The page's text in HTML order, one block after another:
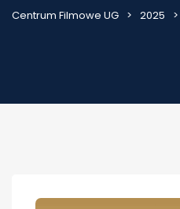
Centrum Filmowe UG 2025